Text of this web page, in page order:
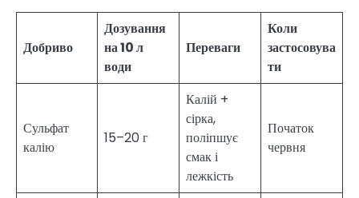
Добриво
Дозування
на 10 л
води
Переваги
Коли
застосовува
ти
Сульфат
калію
15–20 г
Калій +
сірка,
поліпшує
смак і
лежкість
Початок
червня